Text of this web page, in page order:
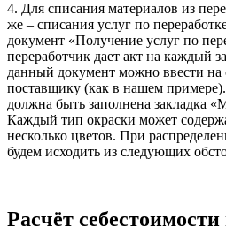
4. Для списания материалов из
же – списания услуг по
документ «Получение услуг по
переработчик дает акт на каждый
данный документ можно ввести на
поставщику (как в нашем
должна быть заполнена закладка
Каждый тип окраски может
несколько цветов. При
будем исходить из следующих
Расчёт